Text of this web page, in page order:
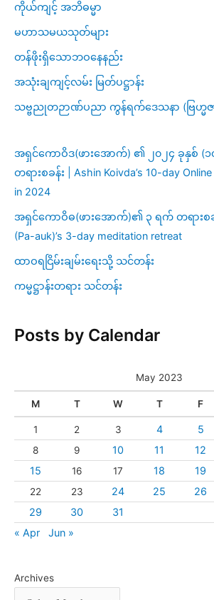
ကိုယ်ကျင့် အဘိဓမ္မာ
မဟာသမယသုတ်များ
တန်ဖိုးရှိသောဘဝနေနည်း
အသုံးချကျင့်လမ်း မြတ်ပဋ္ဌာန်း
သဗ္ဗညုတဉာဏ်ပညာ ကွန်ရက်ဒေသနာ (ဗြဟ္
အရှင်ကောဝိဒ(ဖားအောက်) ၏ ၂၀၂၄ ခုနှစ် (
တရားစခန်း | Ashin Koivda’s 10-day
in 2024
အရှင်ကောဝိဓ(ဖားအောက်)၏ ၃ ရက် တရားစခန်
(Pa-auk)’s 3-day meditation retreat
ထာဝရငြိမ်းချမ်းရေးသို့ သင်တန်း
ကမ္မဋ္ဌာန်းတရား သင်တန်း
Posts by Calendar
May 2023
M T W T F
1 2 3 4 5
8 9 10 11 12
15
16 17 18 19
22 23 24 25 26
29
30
31
« Apr
Jun »
Archives